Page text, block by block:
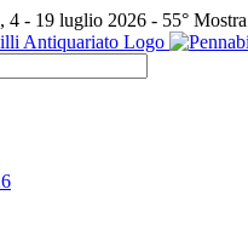
4 - 19 luglio 2026 - 55°